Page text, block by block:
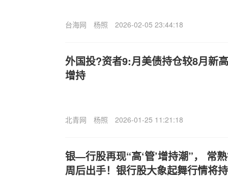
台海网 杨照 2026-02-05 23:44:18
外国投?资者9:月美债持仓较8月新
增持
北青网 杨照 2026-01-25 11:21:18
银—行股再现“高‘管’增持潮”， 常
周后出手！银行股大象起舞行情将